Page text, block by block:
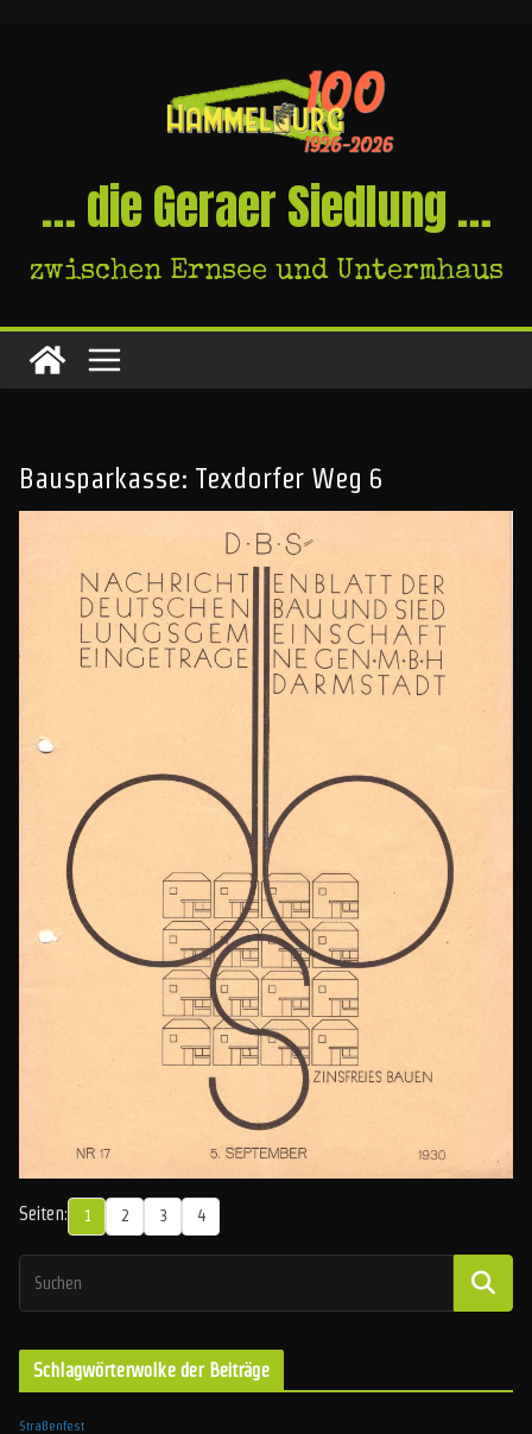
… die Geraer Siedlung …
zwischen Ernsee und Untermhaus
Bausparkasse: Texdorfer Weg 6
Seiten: 1 2 3 4
Schlagwörterwolke der Beiträge
Straßenfest